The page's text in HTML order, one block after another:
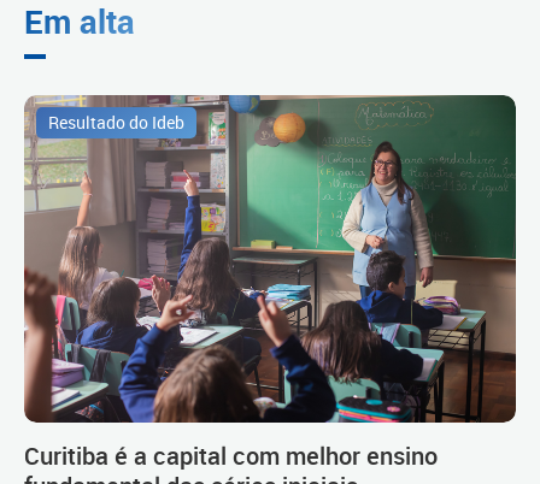
Em alta
Resultado do Ideb
Curitiba é a capital com melhor ensino